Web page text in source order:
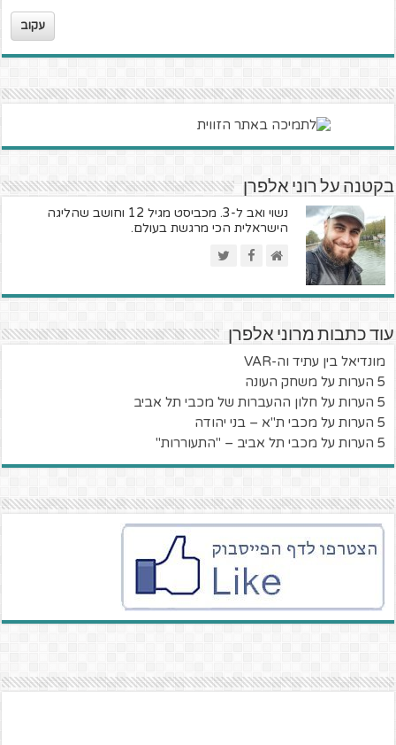
עקוב
בקטנה על רוני אלפרן
נשוי ואב ל-3. מכביסט מגיל 12 וחושב שהליגה
הישראלית הכי מרגשת בעולם.
עוד כתבות מרוני אלפרן
מונדיאל בין עתיד וה-VAR
5 הערות על משחק העונה
5 הערות על חלון ההעברות של מכבי תל אביב
5 הערות על מכבי ת"א – בני יהודה
5 הערות על מכבי תל אביב – "התעוררות"